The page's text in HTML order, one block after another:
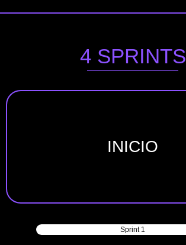
4 SPRINTS
INICIO
Sprint 1